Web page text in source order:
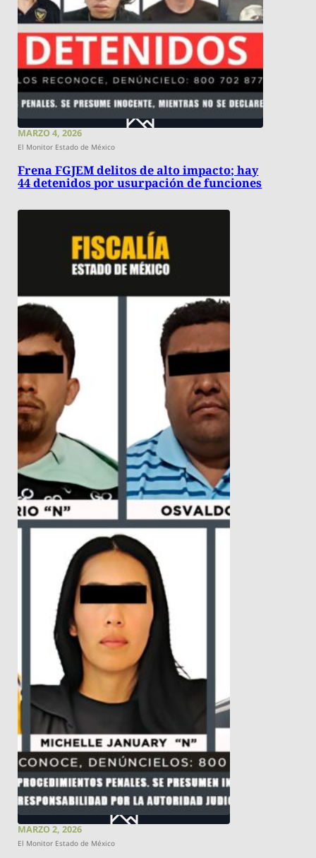
MARZO 4, 2026
El Monitor Estado de México
Frena FGJEM delitos de alto impacto; hay
44 detenidos por usurpación de funciones
MARZO 2, 2026
El Monitor Estado de México